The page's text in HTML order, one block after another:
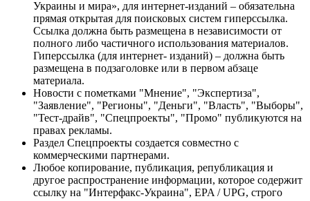
Украины и мира», для интернет-изданий – обязательна
прямая открытая для поисковых систем гиперссылка.
Ссылка должна быть размещена в независимости от
полного либо частичного использования материалов.
Гиперссылка (для интернет- изданий) – должна быть
размещена в подзаголовке или в первом абзаце
материала.
Новости с пометками "Мнение", "Экспертиза",
"Заявление", "Регионы", "Деньги", "Власть", "Выборы",
"Тест-драйв", "Спецпроекты", "Промо" публикуются на
правах рекламы.
Раздел Спецпроекты создается совместно с
коммерческими партнерами.
Любое копирование, публикация, републикация и
другое распространение информации, которое содержит
ссылку на "Интерфакс-Украина", EPA / UPG, строго